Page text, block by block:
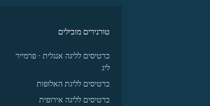
טורנירים מובילים
כרטיסים לליגה אנגלית - פרמייר
ליג
כרטיסים לליגת האלופות
כרטיסים לליגה אירופית